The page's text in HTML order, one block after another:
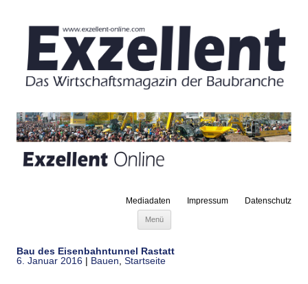
Mediadaten Impressum Datenschutz
Menü
Bau des Eisenbahntunnel Rastatt
6. Januar 2016 | Bauen Startseite